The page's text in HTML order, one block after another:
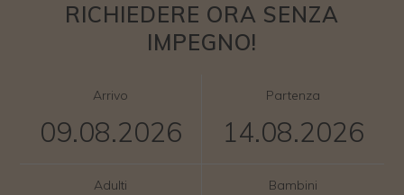
RICHIEDERE ORA SENZA
IMPEGNO!
Arrivo Partenza
Adulti Bambini